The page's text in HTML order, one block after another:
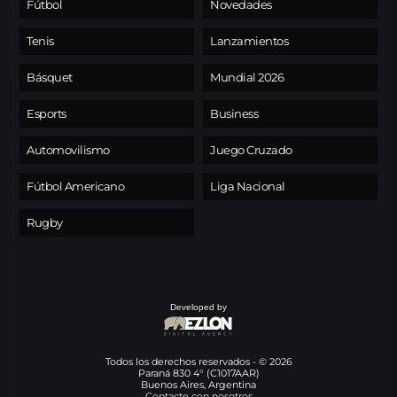
Fútbol
Tenis
Básquet
Esports
Automovilismo
Fútbol Americano
Rugby
Novedades
Lanzamientos
Mundial 2026
Business
Juego Cruzado
Liga Nacional
Developed by
Todos los derechos reservados - © 2026
Paraná 830 4° (C1017AAR)
Buenos Aires, Argentina